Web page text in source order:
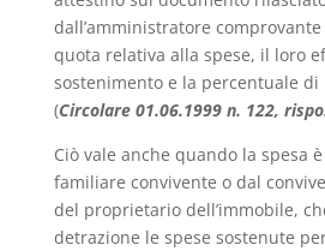
dall’amministratore
quota relativa alla spese, il loro
sostenimento e la percentuale
(Circolare 01.06.1999 n. 122,
Ciò vale anche quando la spesa
familiare convivente o dal
del proprietario dell’immobile,
detrazione le spese sostenute